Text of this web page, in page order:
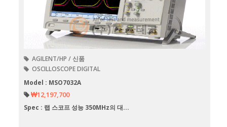
AGILENT/HP / 신품
OSCILLOSCOPE DIGITAL
Model : MSO7032A
₩12,197,700
Spec : 랩 스코프 성능 350MHz의 대...